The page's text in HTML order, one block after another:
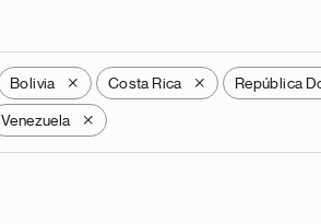
Bolivia X Costa Rica X República
Venezuela X